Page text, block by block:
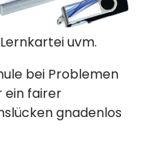
uvm.
bei Problemen
ein fairer
gnadenlos